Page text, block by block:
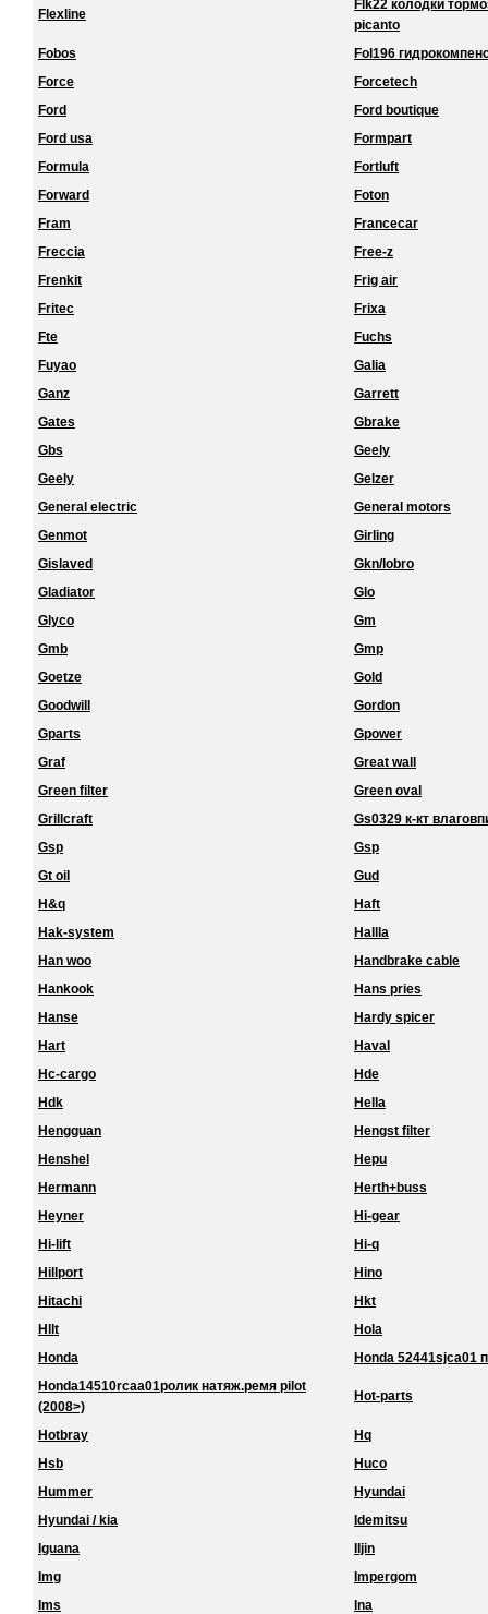
Flexline
Flk22 колодки
picanto
Fobos
Fol196
Force
Forcetech
Ford
Ford boutique
Ford usa
Formpart
Formula
Fortluft
Forward
Foton
Fram
Francecar
Freccia
Free-z
Frenkit
Frig air
Fritec
Frixa
Fte
Fuchs
Fuyao
Galia
Ganz
Garrett
Gates
Gbrake
Gbs
Geely
Geely
Gelzer
General electric
General motors
Genmot
Girling
Gislaved
Gkn/lobro
Gladiator
Glo
Glyco
Gm
Gmb
Gmp
Goetze
Gold
Goodwill
Gordon
Gparts
Gpower
Graf
Great wall
Green filter
Green oval
Grillcraft
Gs0329 к-кт
Gsp
Gsp
Gt oil
Gud
H&q
Haft
Hak-system
Hallla
Han woo
Handbrake cable
Hankook
Hans pries
Hanse
Hardy spicer
Hart
Haval
Hc-cargo
Hde
Hdk
Hella
Hengguan
Hengst filter
Henshel
Hepu
Hermann
Herth+buss
Heyner
Hi-gear
Hi-lift
Hi-q
Hillport
Hino
Hitachi
Hkt
Hllt
Hola
Honda
Honda 52441sjca01
Honda14510rcaa01ролик натяж.ремя pilot
(2008>)
Hot-parts
Hotbray
Hq
Hsb
Huco
Hummer
Hyundai
Hyundai / kia
Idemitsu
Iguana
Iljin
Img
Impergom
Ims
Ina